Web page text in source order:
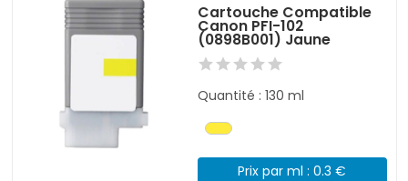
Cartouche Compatible
Canon PFI-102
(0898B001) Jaune
Quantité : 130 ml
Prix par ml : 0.3 €